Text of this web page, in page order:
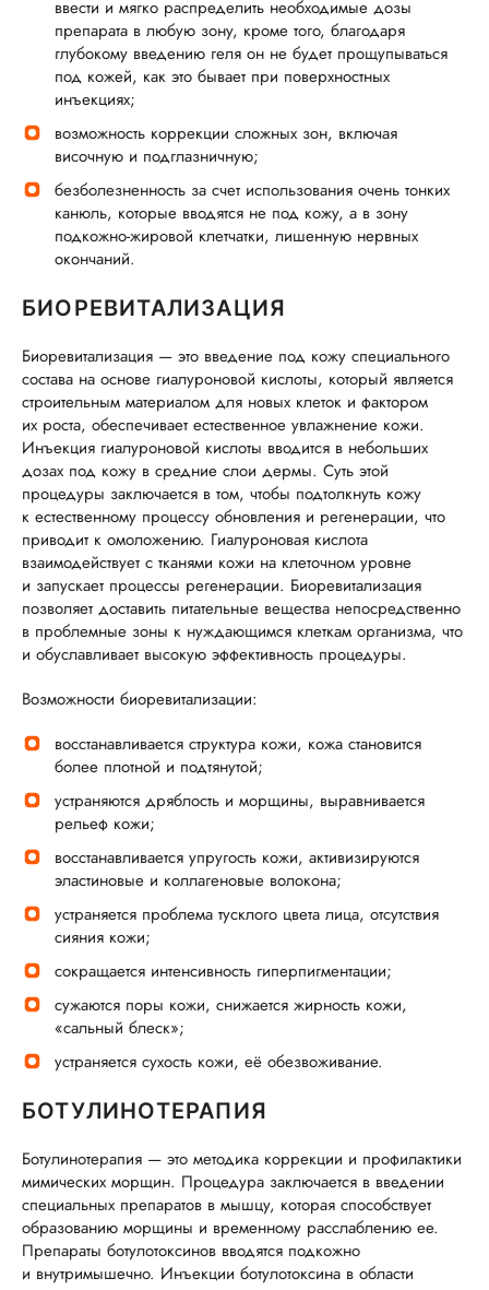
ввести и мягко распределить необходимые дозы
препарата в любую зону, кроме того, благодаря
глубокому введению геля он не будет прощупываться
под кожей, как это бывает при поверхностных
инъекциях;
возможность коррекции сложных зон, включая
височную и подглазничную;
безболезненность за счет использования очень тонких
канюль, которые вводятся не под кожу, а в зону
подкожно-жировой клетчатки, лишенную нервных
окончаний.
БИОРЕВИТАЛИЗАЦИЯ
Биоревитализация — это введение под кожу специального
состава на основе гиалуроновой кислоты, который является
строительным материалом для новых клеток и фактором
их роста, обеспечивает естественное увлажнение кожи.
Инъекция гиалуроновой кислоты вводится в небольших
дозах под кожу в средние слои дермы. Суть этой
процедуры заключается в том, чтобы подтолкнуть кожу
к естественному процессу обновления и регенерации, что
приводит к омоложению. Гиалуроновая кислота
взаимодействует с тканями кожи на клеточном уровне
и запускает процессы регенерации. Биоревитализация
позволяет доставить питательные вещества непосредственно
в проблемные зоны к нуждающимся клеткам организма, что
и обуславливает высокую эффективность процедуры.
Возможности биоревитализации:
восстанавливается структура кожи, кожа становится
более плотной и подтянутой;
устраняются дряблость и морщины, выравнивается
рельеф кожи;
восстанавливается упругость кожи, активизируются
эластиновые и коллагеновые волокона;
устраняется проблема тусклого цвета лица, отсутствия
сияния кожи;
сокращается интенсивность гиперпигментации;
сужаются поры кожи, снижается жирность кожи,
«сальный блеск»;
устраняется cухость кожи, её обезвоживание.
БОТУЛИНОТЕРАПИЯ
Ботулинотерапия — это методика коррекции и профилактики
мимических морщин. Процедура заключается в введении
специальных препаратов в мышцу, которая способствует
образованию морщины и временному расслаблению ее.
Препараты ботулотоксинов вводятся подкожно
и внутримышечно. Инъекции ботулотоксина в области